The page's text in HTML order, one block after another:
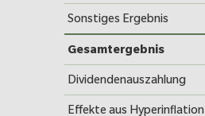
Sonstiges Ergebnis
Gesamtergebnis
Dividendenauszahlung
Effekte aus Hyperinflation